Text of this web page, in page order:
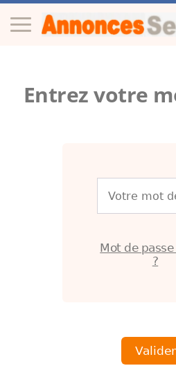
Entrez votre
Mot de
?